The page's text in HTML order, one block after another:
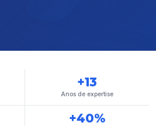
+13
Anos de expertise
+40%